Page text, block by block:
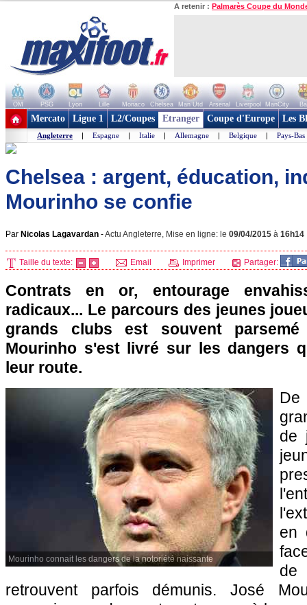
A retenir : Palmarès Coupe du
OM PSG Lyon Lille Monaco Chelsea Man Utd Arsenal Liverpool ManCity
+ de clubs
Mercato Ligue 1 L2/Coupes Etranger Coupe d'Europe Les
Angleterre | Espagne | Italie | Allemagne | Belgique | Pays-Bas
Chelsea : argent, éducation,
Mourinho se confie
Par Nicolas Lagavardan -Actu Angleterre, Mise en ligne: le 09/04/2015 à 16h14
Taille du texte: Email Imprimer Partager:
Contrats en or, entourage
radicaux... Le parcours des jeunes
grands clubs est souvent parsemé
Mourinho s'est livré sur les dangers
leur route.
Mourinho connait les dangers de la notoriété naissante
de
en
retrouvent parfois démunis. José